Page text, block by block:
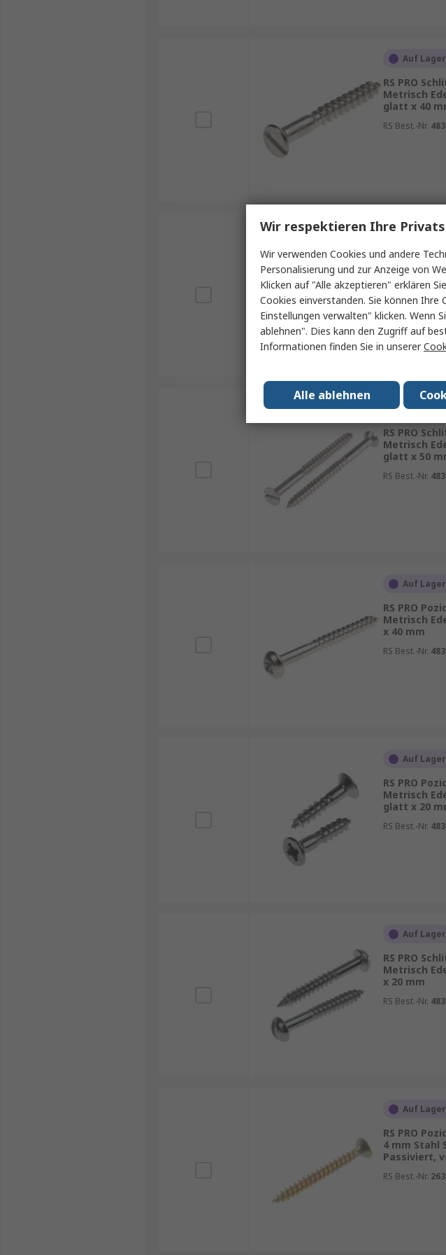
Auf Lager
RS PRO
Metrisch
glatt x 40
RS Best.-Nr.
Auf Lager
RS PRO
3,5 mm
20 mm
RS Best.-Nr.
Auf Lager
RS PRO
Metrisch
glatt x 50
RS Best.-Nr.
Auf Lager
RS PRO
Metrisch
x 40 mm
RS Best.-Nr.
Auf Lager
RS PRO
Metrisch
glatt x 20
RS Best.-Nr.
Auf Lager
RS PRO
Metrisch
x 20 mm
RS Best.-Nr.
Auf Lager
RS PRO
4 mm Stahl
Passiviert,
RS Best.-Nr.
Wir respektieren Ihre
Wir verwenden Cookies und andere
Personalisierung und zur Anzeige von
Klicken auf "Alle akzeptieren" erklären
Cookies einverstanden. Sie können Ihre
Einstellungen verwalten" klicken. Wenn
ablehnen". Dies kann den Zugriff auf
Informationen finden Sie in unserer
Alle ablehnen